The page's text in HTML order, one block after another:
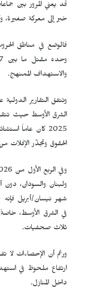
قد يعني المرور بين
خبر إلى معركة صغيرة،
والاستهداف الممنهج.
وتتفق التقارير
الشرق الأوسط حيث
2025 كان عاماً
الحقوق وتجذّر الإفلات
ولبنان والسودان،
شهر نيسان/أبريل
في الشرق الأوسط،
ثلاث صحفيات.
ورغم أن الإحصاءات لا
ارتفاع ملحوظ في
داخل المنازل.